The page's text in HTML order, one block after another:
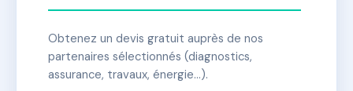
Obtenez un devis gratuit auprès de nos
partenaires sélectionnés (diagnostics,
assurance, travaux, énergie…).